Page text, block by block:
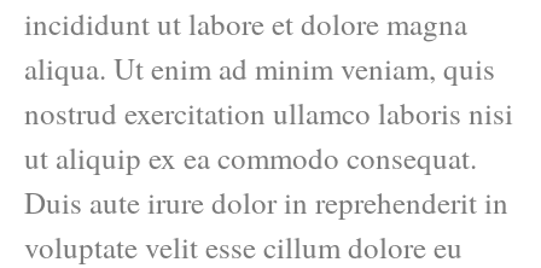
incididunt ut labore et dolore magna
aliqua. Ut enim ad minim veniam, quis
nostrud exercitation ullamco laboris nisi
ut aliquip ex ea commodo consequat.
Duis aute irure dolor in reprehenderit in
voluptate velit esse cillum dolore eu